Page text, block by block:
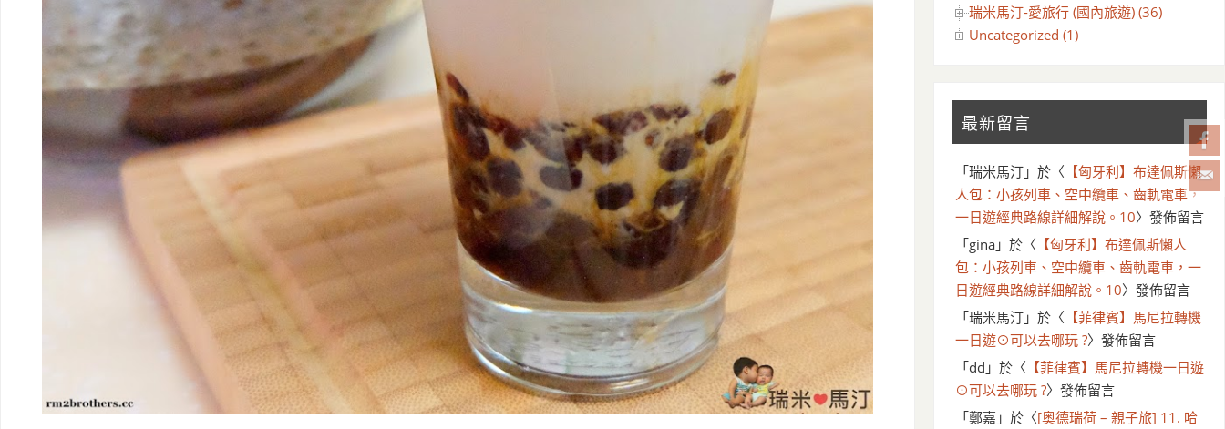
瑞米馬汀-愛旅行 (國內旅遊) (36)
Uncategorized (1)
最新留言
「瑞米馬汀」於〈 【匈牙利】布達佩斯懶
人包：小孩列車、空中纜車、齒軌電車，
一日遊經典路線詳細解說。10〉發佈留言
「gina」於〈 【匈牙利】布達佩斯懶人
包：小孩列車、空中纜車、齒軌電車，一
日遊經典路線詳細解說。10〉發佈留言
「瑞米馬汀」於〈 【菲律賓】馬尼拉轉機
一日遊⊙可以去哪玩 ?〉發佈留言
「dd 」於〈 【菲律賓】馬尼拉轉機一日遊
⊙可以去哪玩 ?〉發佈留言
「鄭嘉 」於〈[奧德瑞荷 – 親子旅] 11. 哈